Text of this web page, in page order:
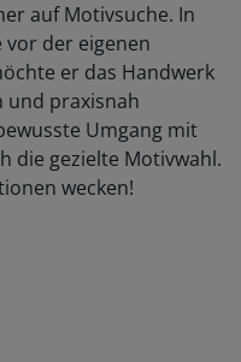
auf Motivsuche. In
vor der eigenen
er das Handwerk
und praxisnah
Umgang mit
die gezielte Motivwahl.
wecken!